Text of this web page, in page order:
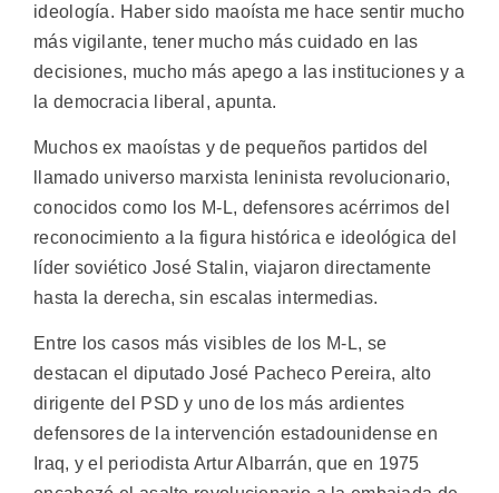
ideología. Haber sido maoísta me hace sentir mucho
más vigilante, tener mucho más cuidado en las
decisiones, mucho más apego a las instituciones y a
la democracia liberal, apunta.
Muchos ex maoístas y de pequeños partidos del
llamado universo marxista leninista revolucionario,
conocidos como los M-L, defensores acérrimos del
reconocimiento a la figura histórica e ideológica del
líder soviético José Stalin, viajaron directamente
hasta la derecha, sin escalas intermedias.
Entre los casos más visibles de los M-L, se
destacan el diputado José Pacheco Pereira, alto
dirigente del PSD y uno de los más ardientes
defensores de la intervención estadounidense en
Iraq, y el periodista Artur Albarrán, que en 1975